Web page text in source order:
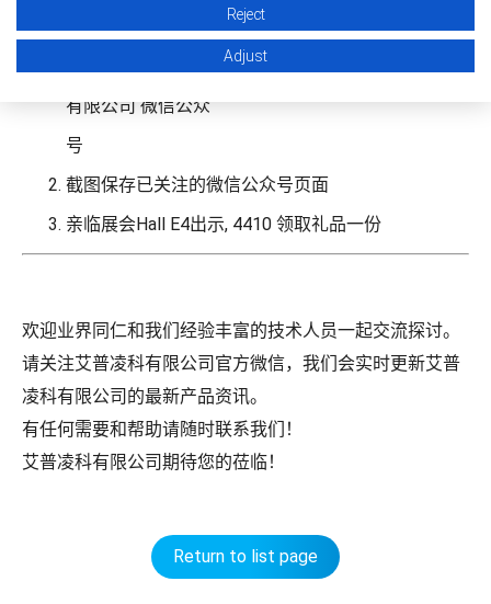
扫瞄二维码 及 关
有限公司 微信公众
号
截图保存已关注的微信公众号页面
亲临展会Hall E4出示, 4410 领取礼品一份
欢迎业界同仁和我们经验丰富的技术人员一起交流探讨。
请关注艾普凌科有限公司官方微信，我们会实时更新艾普
凌科有限公司的最新产品资讯。
有任何需要和帮助请随时联系我们！
艾普凌科有限公司期待您的莅临！
Return to list page
Reject
Adjust